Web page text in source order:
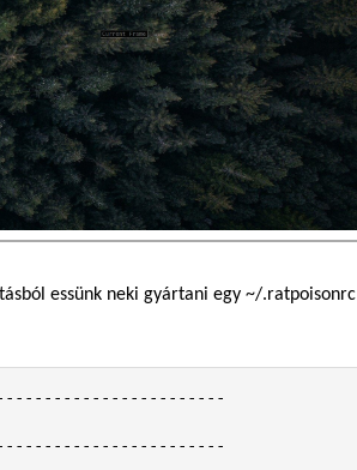
essünk neki gyártani egy ~/.ratpoisonrc